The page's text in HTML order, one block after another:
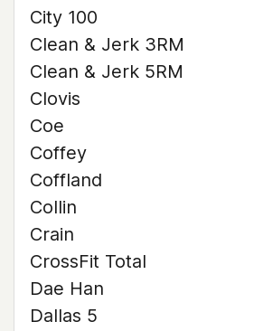
City 100
Clean & Jerk 3RM
Clean & Jerk 5RM
Clovis
Coe
Coffey
Coffland
Collin
Crain
CrossFit Total
Dae Han
Dallas 5